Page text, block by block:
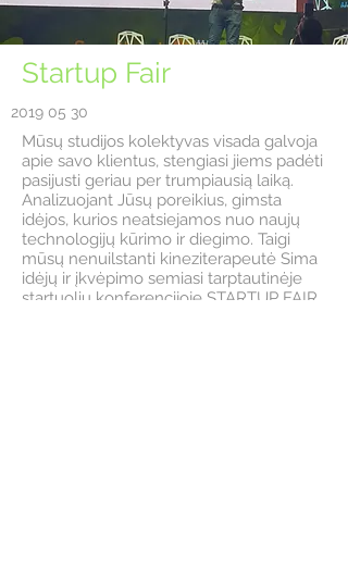
Startup Fair
2019 05 30
Mūsų studijos kolektyvas visada galvoja
apie savo klientus, stengiasi jiems padėti
pasijusti geriau per trumpiausią laiką.
Analizuojant Jūsų poreikius, gimsta
idėjos, kurios neatsiejamos nuo naujų
technologijų kūrimo ir diegimo. Taigi
mūsų nenuilstanti kineziterapeutė Sima
idėjų ir įkvėpimo semiasi tarptautinėje
startuolių konferencijoje STARTUP FAIR,